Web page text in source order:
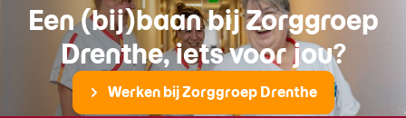
Een (bij)baan bij Zorggroep
Drenthe, iets voor jou?
Werken bij Zorggroep Drenthe